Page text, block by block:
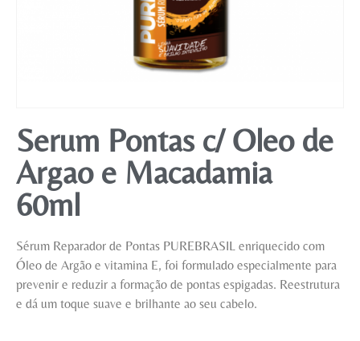
Serum Pontas c/ Oleo de
Argao e Macadamia
60ml
Sérum Reparador de Pontas PUREBRASIL enriquecido com
Óleo de Argão e vitamina E, foi formulado especialmente para
prevenir e reduzir a formação de pontas espigadas. Reestrutura
e dá um toque suave e brilhante ao seu cabelo.